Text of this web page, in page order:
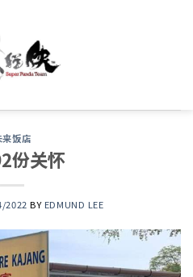
来饭店
份关怀
2022 BY EDMUND LEE